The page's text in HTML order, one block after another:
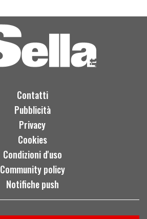
Contatti
Pubblicità
Privacy
Cookies
Condizioni d'uso
Community policy
Notifiche push